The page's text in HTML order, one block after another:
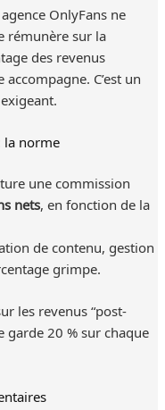
OnlyFans ne
rémunère sur la
des revenus
C’est un
la norme
une commission
nets, en fonction de la
de contenu, gestion
grimpe.
les revenus “post-
20 % sur chaque